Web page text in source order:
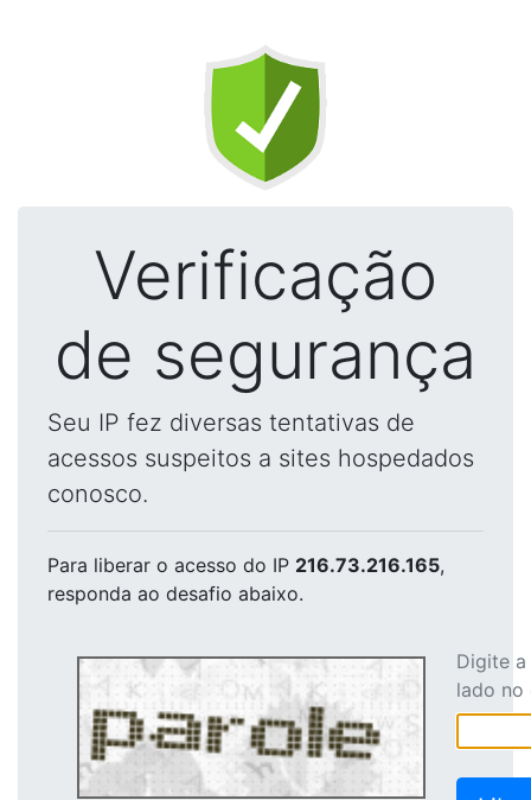
Verificação
de segurança
Seu IP fez diversas tentativas de
acessos suspeitos a sites hospedados
conosco.
Para liberar o acesso do IP 216.73.216.165,
responda ao desafio abaixo.
Digite
lado no